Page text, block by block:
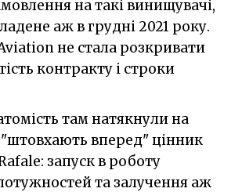
на такі винищувачі,
аж в грудні 2021 року.
не стала розкривати
контракту і строки
там натякнули на
"штовхають вперед" цінник
запуск в роботу
та залучення аж